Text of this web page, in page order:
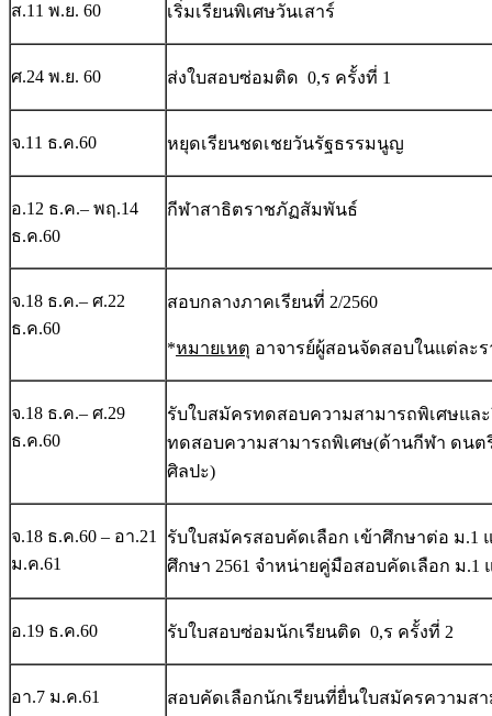
ส.11 พ.ย. 60 เริ่มเรียนพิเศษวันเสาร์
ศ.24 พ.ย. 60 ส่งใบสอบซ่อมติด 0,ร ครั้งที่ 1
จ.11 ธ.ค.60 หยุดเรียนชดเชยวันรัฐธรรมนูญ
อ.12 ธ.ค.– พฤ.14
ธ.ค.60
กีฬาสาธิตราชภัฏสัมพันธ์
จ.18 ธ.ค.– ศ.22
ธ.ค.60
สอบกลางภาคเรียนที่ 2/2560
*หมายเหตุ อาจารย์ผู้สอนจัดสอบในแต่ละร
จ.18 ธ.ค.– ศ.29
ธ.ค.60
รับใบสมัครทดสอบความสามารถพิเศษแล
ทดสอบความสามารถพิเศษ(ด้านกีฬา ดนต
ศิลปะ)
จ.18 ธ.ค.60 – อา.21
ม.ค.61
รับใบสมัครสอบคัดเลือก เข้าศึกษาต่อ ม.1
ศึกษา 2561 จำหน่ายคู่มือสอบคัดเลือก ม.1
อ.19 ธ.ค.60 รับใบสอบซ่อมนักเรียนติด 0,ร ครั้งที่ 2
อา.7 ม.ค.61
สอบคัดเลือกนักเรียนที่ยื่นใบสมัครความส